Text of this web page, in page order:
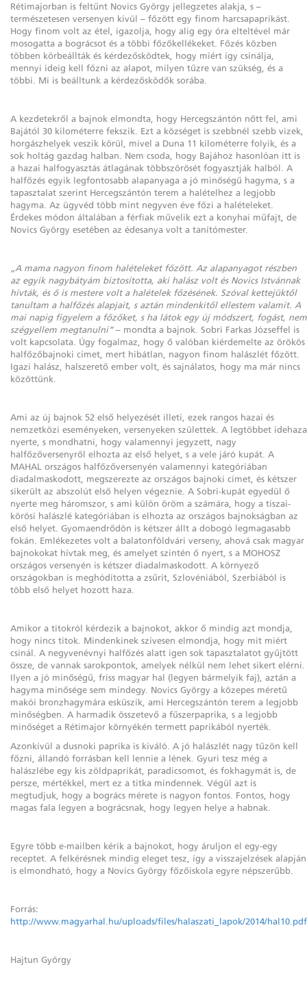
Rétimajorban is feltűnt Novics György jellegzetes alakja, s –
természetesen versenyen kívül – főzött egy finom harcsapaprikást.
Hogy finom volt az étel, igazolja, hogy alig egy óra elteltével már
mosogatta a bográcsot és a többi főzőkellékeket. Főzés közben
többen körbeállták és kérdezősködtek, hogy miért így csinálja,
mennyi ideig kell főzni az alapot, milyen tűzre van szükség, és a
többi. Mi is beálltunk a kérdezősködők sorába.
A kezdetekről a bajnok elmondta, hogy Hercegszántón nőtt fel, ami
Bajától 30 kilométerre fekszik. Ezt a községet is szebbnél szebb vizek,
horgászhelyek veszik körül, mivel a Duna 11 kilométerre folyik, és a
sok holtág gazdag halban. Nem csoda, hogy Bajához hasonlóan itt is
a hazai halfogyasztás átlagának többszörösét fogyasztják halból. A
halfőzés egyik legfontosabb alapanyaga a jó minőségű hagyma, s a
tapasztalat szerint Hercegszántón terem a halételhez a legjobb
hagyma. Az ügyvéd több mint negyven éve főzi a halételeket.
Érdekes módon általában a férfiak művelik ezt a konyhai műfajt, de
Novics György esetében az édesanya volt a tanítómester.
„A mama nagyon finom halételeket főzött. Az alapanyagot részben
az egyik nagybátyám biztosította, aki halász volt és Novics Istvánnak
hívták, és ő is mestere volt a halételek főzésének. Szóval kettejüktől
tanultam a halfőzés alapjait, s aztán mindenkitől ellestem valamit. A
mai napig figyelem a főzőket, s ha látok egy új módszert, fogást, nem
szégyellem megtanulni” – mondta a bajnok. Sobri Farkas Józseffel is
volt kapcsolata. Úgy fogalmaz, hogy ő valóban kiérdemelte az örökös
halfőzőbajnoki címet, mert hibátlan, nagyon finom halászlét főzött.
Igazi halász, halszerető ember volt, és sajnálatos, hogy ma már nincs
közöttünk.
Ami az új bajnok 52 első helyezését illeti, ezek rangos hazai és
nemzetközi eseményeken, versenyeken születtek. A legtöbbet idehaza
nyerte, s mondhatni, hogy valamennyi jegyzett, nagy
halfőzőversenyről elhozta az első helyet, s a vele járó kupát. A
MAHAL országos halfőzőversenyén valamennyi kategóriában
diadalmaskodott, megszerezte az országos bajnoki címet, és kétszer
sikerült az abszolút első helyen végeznie. A Sobri-kupát egyedül ő
nyerte meg háromszor, s ami külön öröm a számára, hogy a tiszai-
körösi halászlé kategóriában is elhozta az országos bajnokságban az
első helyet. Gyomaendrődön is kétszer állt a dobogó legmagasabb
fokán. Emlékezetes volt a balatonföldvári verseny, ahová csak magyar
bajnokokat hívtak meg, és amelyet szintén ő nyert, s a MOHOSZ
országos versenyén is kétszer diadalmaskodott. A környező
országokban is meghódította a zsűrit, Szlovéniából, Szerbiából is
több első helyet hozott haza.
Amikor a titokról kérdezik a bajnokot, akkor ő mindig azt mondja,
hogy nincs titok. Mindenkinek szívesen elmondja, hogy mit miért
csinál. A negyvenévnyi halfőzés alatt igen sok tapasztalatot gyűjtött
össze, de vannak sarokpontok, amelyek nélkül nem lehet sikert elérni.
Ilyen a jó minőségű, friss magyar hal (legyen bármelyik faj), aztán a
hagyma minősége sem mindegy. Novics György a közepes méretű
makói bronzhagymára esküszik, ami Hercegszántón terem a legjobb
minőségben. A harmadik összetevő a fűszerpaprika, s a legjobb
minőséget a Rétimajor környékén termett paprikából nyerték.
Azonkívül a dusnoki paprika is kiváló. A jó halászlét nagy tűzön kell
főzni, állandó forrásban kell lennie a lének. Gyuri tesz még a
halászlébe egy kis zöldpaprikát, paradicsomot, és fokhagymát is, de
persze, mértékkel, mert ez a titka mindennek. Végül azt is
megtudjuk, hogy a bogrács mérete is nagyon fontos. Fontos, hogy
magas fala legyen a bográcsnak, hogy legyen helye a habnak.
Egyre több e-mailben kérik a bajnokot, hogy áruljon el egy-egy
receptet. A felkérésnek mindig eleget tesz, így a visszajelzések alapján
is elmondható, hogy a Novics György főzőiskola egyre népszerűbb.
Forrás:
http://www.magyarhal.hu/uploads/files/halaszati_lapok/2014/hal10.pdf
Hajtun György